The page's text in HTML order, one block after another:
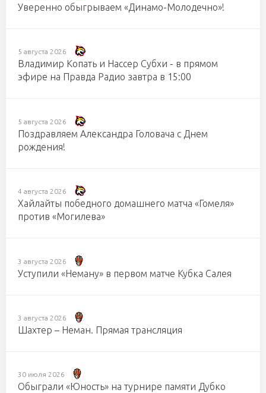
Уверенно обыгрываем «Динамо-Молодечно»!
5 августа 2026
Владимир Копать и Нассер Субхи - в прямом
эфире на Правда Радио завтра в 15:00
5 августа 2026
Поздравляем Александра Головача с Днем
рождения!
4 августа 2026
Хайлайты победного домашнего матча «Гомеля»
против «Могилева»
3 августа 2026
Уступили «Неману» в первом матче Кубка Салея
3 августа 2026
Шахтер – Неман. Прямая трансляция
30 июля 2026
Обыграли «Юность» на турнире памяти Дубко